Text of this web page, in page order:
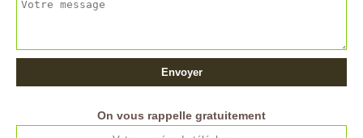
On vous rappelle gratuitement